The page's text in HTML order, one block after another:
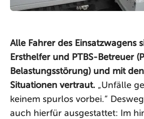
Alle Fahrer des Einsatzwagens
Ersthelfer und PTBS-Betreuer
Belastungsstörung) und mit
Situationen vertraut. „Unfälle
keinem spurlos vorbei.“
auch hierfür ausgestattet: Im